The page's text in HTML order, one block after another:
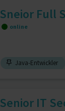
Sneior Full
online
Java-Entwickler
Senior IT